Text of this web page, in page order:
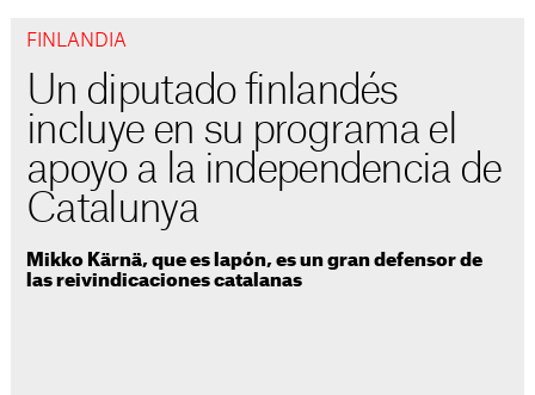
FINLANDIA
Un diputado finlandés
incluye en su programa el
apoyo a la independencia de
Catalunya
Mikko Kärnä, que es lapón, es un gran defensor de
las reivindicaciones catalanas